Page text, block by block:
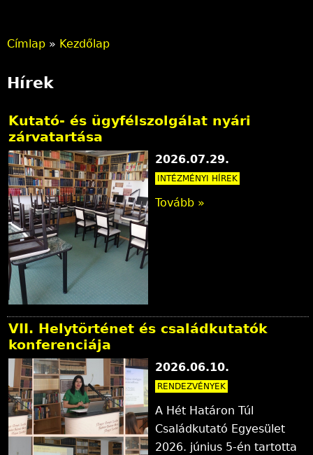
e
l
e
n
l
e
g
i
h
e
l
y
Címlap » Kezdőlap
Hírek
Kutató- és ügyfélszolgálat nyári
zárvatartása
2026.07.29.
INTÉZMÉNYI HÍREK
Tovább »
VII. Helytörténet és családkutatók
konferenciája
2026.06.10.
RENDEZVÉNYEK
A Hét Határon Túl
Családkutató Egyesület
2026. június 5-én tartotta